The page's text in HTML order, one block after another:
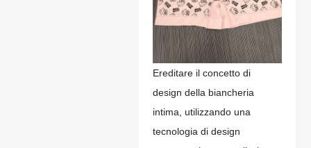
Ereditare il concetto di
design della biancheria
intima, utilizzando una
tecnologia di design